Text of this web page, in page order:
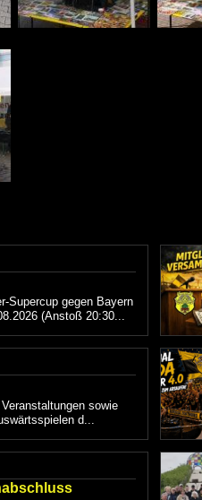
Supercup gegen Bayern
(Anstoß 20:30...
sowie
d...